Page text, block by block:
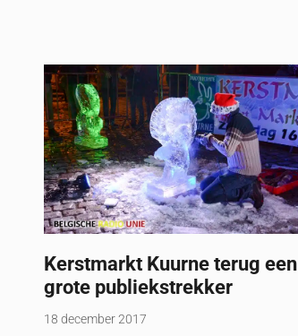
Kerstmarkt Kuurne terug een
grote publiekstrekker
18 december 2017